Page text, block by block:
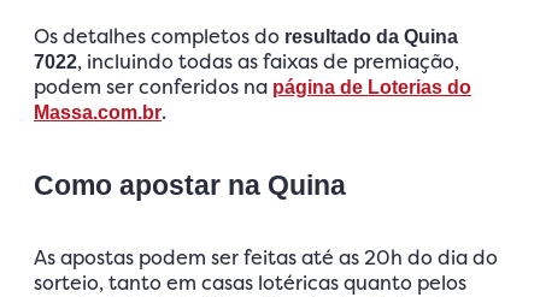
Os detalhes completos do resultado da Quina
7022, incluindo todas as faixas de premiação,
podem ser conferidos na página de Loterias do
Massa.com.br.
Como apostar na Quina
As apostas podem ser feitas até as 20h do dia do
sorteio, tanto em casas lotéricas quanto pelos